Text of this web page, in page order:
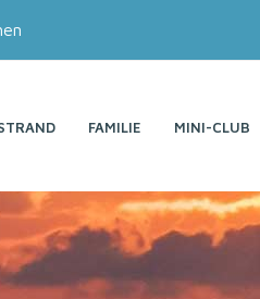
FAMILIE MINI-CLUB